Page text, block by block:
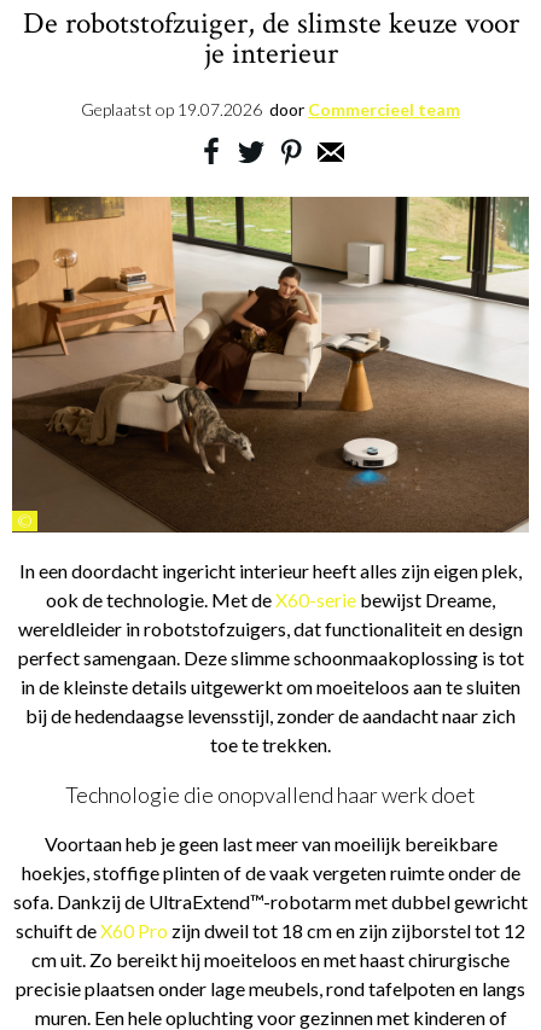
De robotstofzuiger, de slimste keuze voor
je interieur
Geplaatst op 19.07.2026 door Commercieel team
©
In een doordacht ingericht interieur heeft alles zijn eigen plek,
ook de technologie. Met deX60-serie bewijst Dreame,
wereldleider in robotstofzuigers, dat functionaliteit en design
perfect samengaan. Deze slimme schoonmaakoplossing is tot
in de kleinste details uitgewerkt om moeiteloos aan te sluiten
bij de hedendaagse levensstijl, zonder de aandacht naar zich
toe te trekken.
Technologie die onopvallend haar werk doet
Voortaan heb je geen last meer van moeilijk bereikbare
hoekjes, stoffige plinten of de vaak vergeten ruimte onder de
sofa. Dankzij de UltraExtend™-robotarm met dubbel gewricht
schuift deX60 Pro zijn dweil tot 18 cm en zijn zijborstel tot 12
cm uit. Zo bereikt hij moeiteloos en met haast chirurgische
precisie plaatsen onder lage meubels, rond tafelpoten en langs
muren. Een hele opluchting voor gezinnen met kinderen of